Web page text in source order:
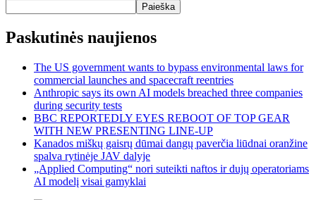
Paieška
Paskutinės naujienos
The US government wants to bypass environmental laws for
commercial launches and spacecraft reentries
Anthropic says its own AI models breached three companies
during security tests
BBC REPORTEDLY EYES REBOOT OF TOP GEAR
WITH NEW PRESENTING LINE-UP
Kanados miškų gaisrų dūmai dangų paverčia liūdnai oranžine
spalva rytinėje JAV dalyje
„Applied Computing“ nori suteikti naftos ir dujų operatoriams
AI modelį visai gamyklai